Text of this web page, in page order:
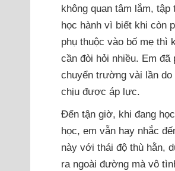
không quan tâm lắm, tập
học hành vì biết khi còn
phụ thuộc vào bố mẹ thì
cần đòi hỏi nhiều. Em đã
chuyển trường vài lần do
chịu được áp lực.
Đến tận giờ, khi đang
học, em vẫn hay nhắc
này với thái độ thù hằn,
ra ngoài đường mà vô